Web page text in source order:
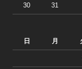
30 31
日 月